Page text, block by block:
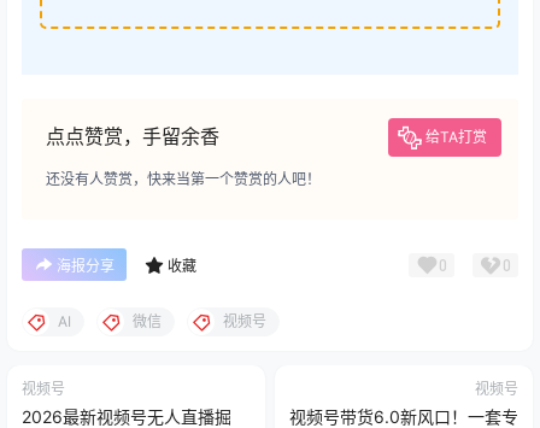
点点赞赏，手留余香 给TA打赏
还没有人赞赏，快来当第一个赞赏的人吧！
海报分享 收藏 0 0
AI 微信 视频号
视频号
2026最新视频号无人直播掘
视频号
视频号带货6.0新风口！一套专